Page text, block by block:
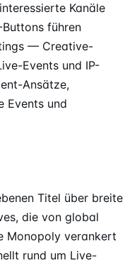
Kanäle
Buttons führen
— Creative-
Events und IP-
Ansätze,
Events und
Titel über breite
die von global
Monopoly verankert
rund um Live-